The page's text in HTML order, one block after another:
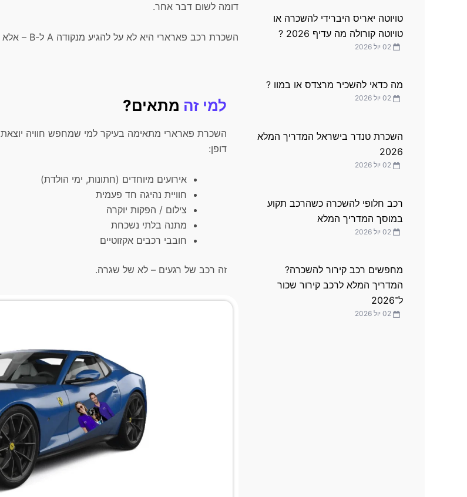
טויוטה יאריס היברידי להשכרה או
טויוטה קורולה מה עדיף 2026 ?
מה כדאי להשכיר מרצדס או במוו ?
02 יול 2026
השכרת טנדר בישראל המדריך המלא
2026
02 יול 2026
רכב חלופי להשכרה כשהרכב תקוע
במוסך המדריך המלא
מחפשים רכב קירור להשכרה?
המדריך המלא לרכב קירור שכור
ל־2026
02 יול 2026
דומה לשום דבר אחר.
השכרת רכב פארארי היא לא על להגיע מנקודה A ל-B – אלא על הדרך עצמה.
למי זה מתאים?
השכרת פארארי מתאימה בעיקר למי שמחפש חוויה יוצאת
דופן:
אירועים מיוחדים (חתונות, ימי הולדת)
חוויית נהיגה חד פעמית
צילום / הפקות יוקרה
מתנה בלתי נשכחת
חובבי רכבים אקזוטיים
זה רכב של רגעים – לא של שגרה.